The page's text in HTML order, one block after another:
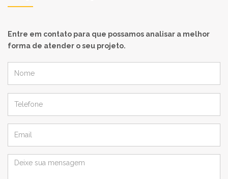
Entre em contato para que possamos analisar a melhor
forma de atender o seu projeto.